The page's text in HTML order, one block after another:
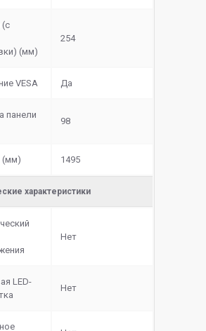
(с
(мм)
254
VESA Да
панели
98
(мм) 1495
характеристики
Нет
LED-
Нет